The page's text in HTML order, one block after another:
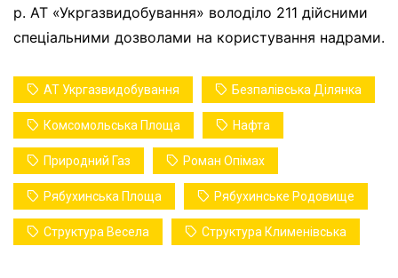
р. АТ «Укргазвидобування» володіло 211 дійсними
спеціальними дозволами на користування надрами.
АТ Укргазвидобування Безпалівська Ділянка
Комсомольська Площа Нафта
Природний Газ Роман Опімах
Рябухинська Площа Рябухинське Родовище
Структура Весела Структура Клименівська